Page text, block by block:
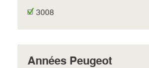
3008
Années Peugeot